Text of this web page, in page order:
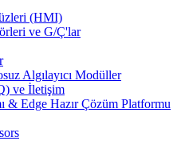
(HMI)
ve G/Ç'lar
Algılayıcı Modüller
ve İletişim
& Edge Hazır Çözüm Platformu